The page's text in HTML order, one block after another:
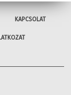
KAPCSOLAT